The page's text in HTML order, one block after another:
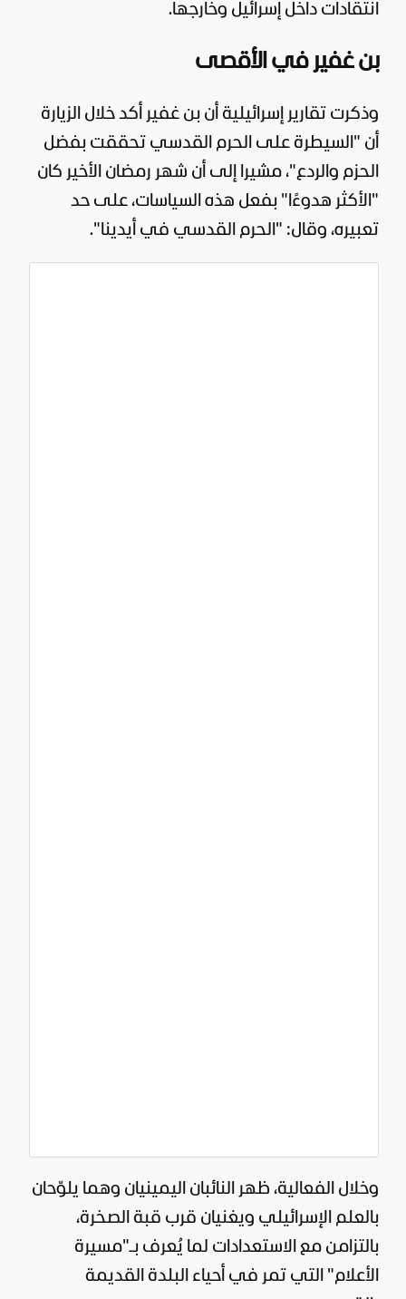
انتقادات داخل إسرائيل وخارجها.
بن غفير في الأقصى
وذكرت تقارير إسرائيلية أن بن غفير أكد خلال الزيارة
أن "السيطرة على الحرم القدسي تحققت بفضل
الحزم والردع"، مشيرا إلى أن شهر رمضان الأخير كان
"الأكثر هدوءًا" بفعل هذه السياسات، على حد
تعبيره، وقال: "الحرم القدسي في أيدينا".
وخلال الفعالية، ظهر النائبان اليمينيان وهما يلوّحان
بالعلم الإسرائيلي ويغنيان قرب قبة الصخرة،
بالتزامن مع الاستعدادات لما يُعرف بـ"مسيرة
الأعلام" التي تمر في أحياء البلدة القديمة